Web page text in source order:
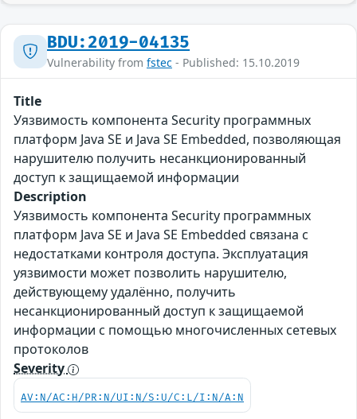
BDU:2019-04135
Vulnerability from fstec - Published: 15.10.2019
Title
Уязвимость компонента Security программных
платформ Java SE и Java SE Embedded, позволяющая
нарушителю получить несанкционированный
доступ к защищаемой информации
Description
Уязвимость компонента Security программных
платформ Java SE и Java SE Embedded связана с
недостатками контроля доступа. Эксплуатация
уязвимости может позволить нарушителю,
действующему удалённо, получить
несанкционированный доступ к защищаемой
информации с помощью многочисленных сетевых
протоколов
Severity
AV:N/AC:H/PR:N/UI:N/S:U/C:L/I:N/A:N